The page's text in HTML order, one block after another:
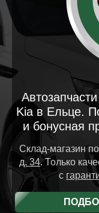
Kia в Ельце.
и бонусная
Склад-магазин
д. 34.Только
с